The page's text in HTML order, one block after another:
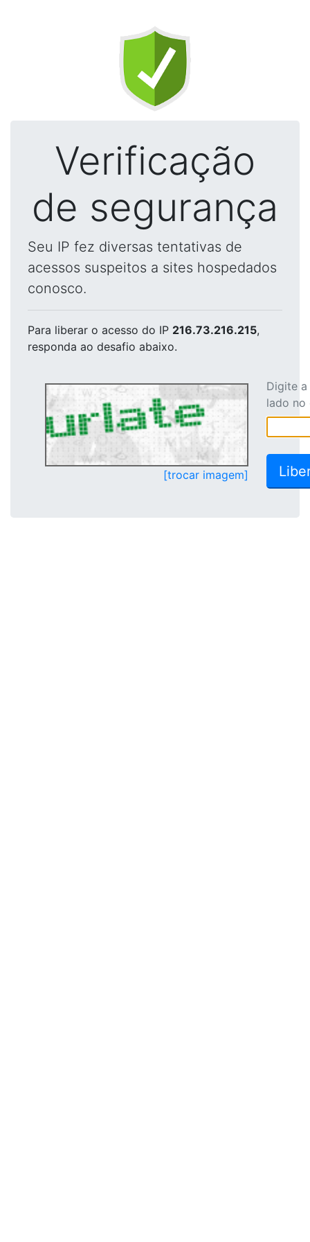
Verificação
de segurança
Seu IP fez diversas tentativas de
acessos suspeitos a sites hospedados
conosco.
Para liberar o acesso do IP 216.73.216.215,
responda ao desafio abaixo.
[trocar imagem]
Digite
lado no